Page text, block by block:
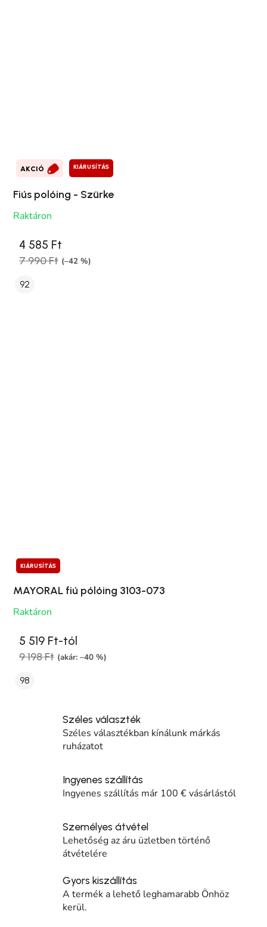
AKCIÓ KIÁRUSÍTÁS
Fiús polóing - Szürke
Raktáron
4 585 Ft
7 990 Ft (–42 %)
92
KIÁRUSÍTÁS
MAYORAL fiú pólóing 3103-073
Raktáron
5 519 Ft-tól
9 198 Ft (akár: –40 %)
98
Széles választék
Széles választékban kínálunk márkás
ruházatot
Ingyenes szállítás
Ingyenes szállítás már 100 € vásárlástól
Személyes átvétel
Lehetőség az áru üzletben történő
átvételére
Gyors kiszállítás
A termék a lehető leghamarabb Önhöz
kerül.